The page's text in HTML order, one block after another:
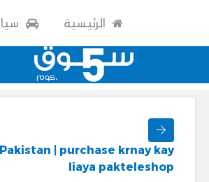
الرئيسية
| purchase krnay kay
liaya pakteleshop